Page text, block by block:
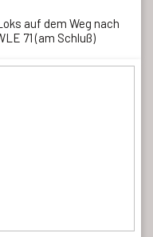
auf dem Weg nach
71 (am Schluß)